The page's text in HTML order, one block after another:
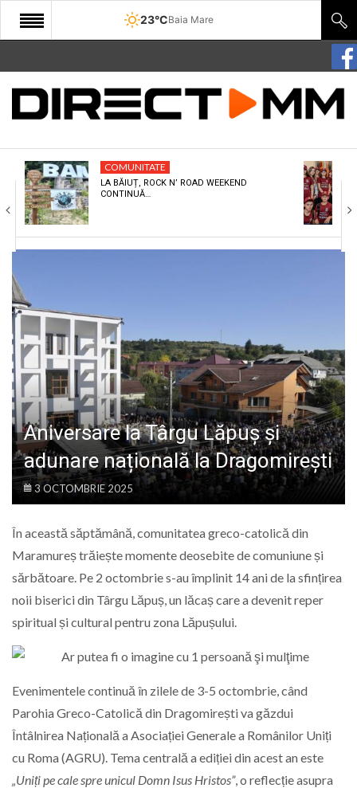
23°CBaia Mare
START
COMUNITATE
CULTURA
ECONOMIE
SANATATE
SPECIAL
POLITIC
LIFE
COMUNITATE
LA BĂIUȚ, ROCK N’ ROAD WEEKEND
CONTINUĂ…
Aniversare la Târgu Lăpuș și
adunare națională la Dragomirești
3 OCTOMBRIE 2025
În această săptămână, comunitatea greco-catolică din
Maramureș trăiește momente deosebite de comuniune și
sărbătoare. Pe 2 octombrie s-au împlinit 14 ani de la sfințirea
noii biserici din Târgu Lăpuș, un lăcaș care a devenit reper
spiritual și cultural pentru zona Lăpușului.
Evenimentele continuă în zilele de 3-5 octombrie, când
Parohia Greco-Catolică din Dragomirești va găzdui
Întâlnirea Națională a Asociației Generale a Românilor Uniți
cu Roma (AGRU). Tema centrală a ediției din acest an este
„Uniți pe cale spre unicul Domn Isus Hristos”, o reflecție asupra